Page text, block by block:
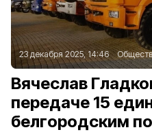
23 декабря 2025, 14:46
Вячеслав
передаче 15
белгородским